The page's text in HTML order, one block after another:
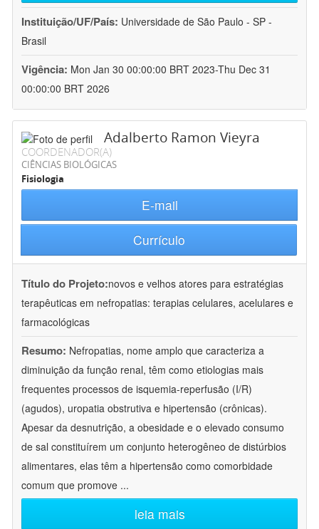
Instituição/UF/País: Universidade de São Paulo - SP -
Brasil
Vigência: Mon Jan 30 00:00:00 BRT 2023-Thu Dec 31
00:00:00 BRT 2026
Adalberto Ramon Vieyra
COORDENADOR(A)
CIÊNCIAS BIOLÓGICAS
Fisiologia
E-mail
Currículo
Título do Projeto:novos e velhos atores para estratégias
terapêuticas em nefropatias: terapias celulares, acelulares e
farmacológicas
Resumo: Nefropatias, nome amplo que caracteriza a
diminuição da função renal, têm como etiologias mais
frequentes processos de isquemia-reperfusão (I/R)
(agudos), uropatia obstrutiva e hipertensão (crônicas).
Apesar da desnutrição, a obesidade e o elevado consumo
de sal constituírem um conjunto heterogêneo de distúrbios
alimentares, elas têm a hipertensão como comorbidade
comum que promove ...
leia mais